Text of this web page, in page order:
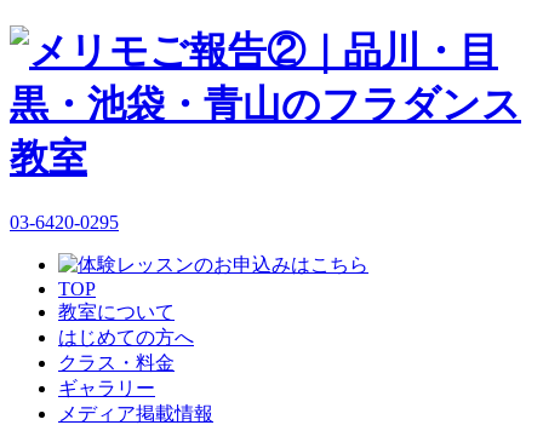
03-6420-0295
TOP
教室について
はじめての方へ
クラス・料金
ギャラリー
メディア掲載情報